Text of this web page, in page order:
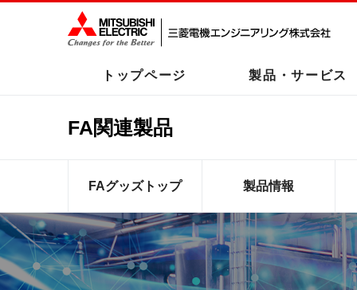
トップページ 製品・サービス
FA関連製品
FAグッズトップ 製品情報